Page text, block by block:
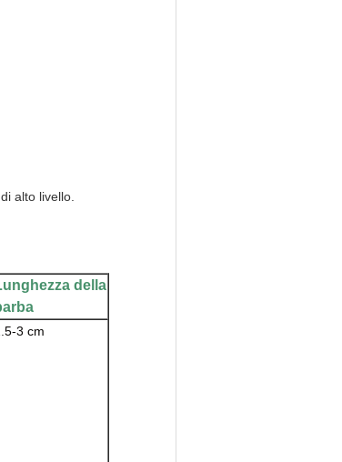
alto livello.
della
3 cm